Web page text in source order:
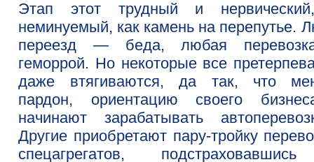
Этап этот трудный и
неминуемый, как камень на перепутье.
переезд — беда, любая
геморрой. Но некоторые все
даже втягиваются, да так, что
пардон, ориентацию своего
начинают зарабатывать
Другие приобретают пару-тройку
спецагрегатов,